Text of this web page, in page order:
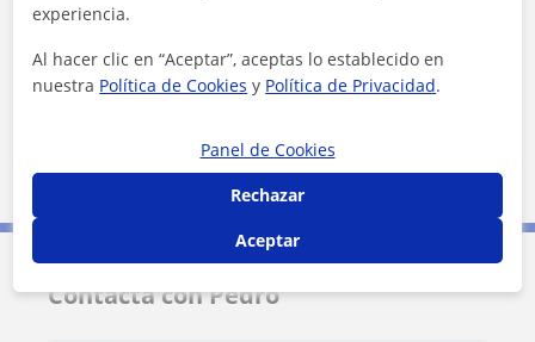
Gallego
Contacta con Pedro
experiencia.
Al hacer clic en “Aceptar”, aceptas lo establecido en
nuestra Política de Cookies y Política de Privacidad.
Panel de Cookies
Rechazar
Aceptar